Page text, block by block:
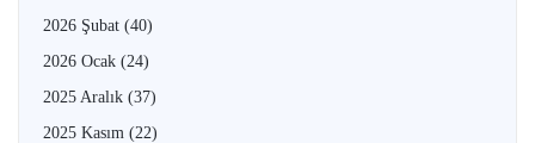
2026 Şubat (40)
2026 Ocak (24)
2025 Aralık (37)
2025 Kasım (22)